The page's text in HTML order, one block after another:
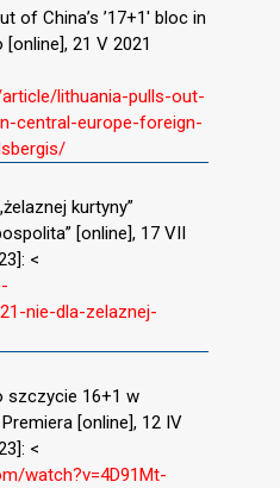
of China’s ’17+1′ bloc in
21 V 2021
lithuania-pulls-out-
central-europe-foreign-
kurtyny”
[online], 17 VII
<
nie-dla-zelaznej-
szczycie 16+1 w
[online], 12 IV
<
watch?v=4D91Mt-